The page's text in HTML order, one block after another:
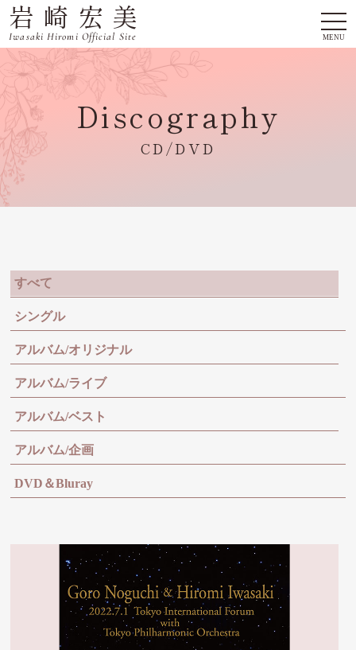
岩崎宏美
Iwasaki Hiromi Official Site MENU
Discography
CD/DVD
すべて
シングル
アルバム/オリジナル
アルバム/ライブ
アルバム/ベスト
アルバム/企画
DVD＆Bluray